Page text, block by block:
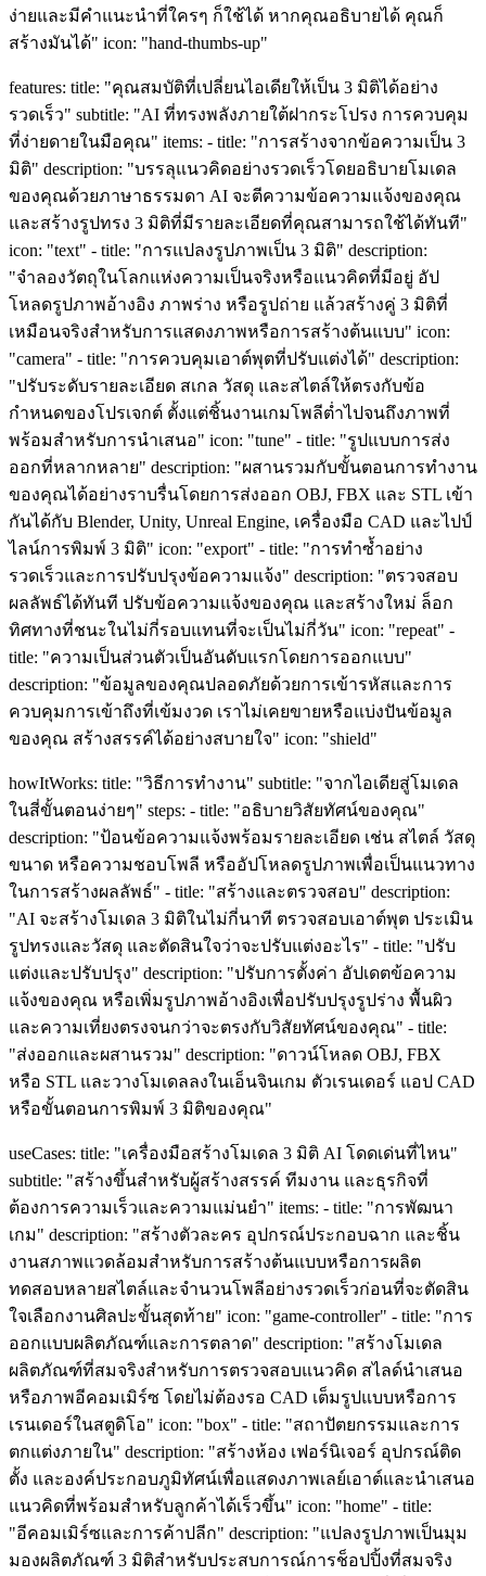
ง่ายและมีคำแนะนำที่ใครๆ ก็ใช้ได้ หากคุณอธิบายได้ คุณก็
สร้างมันได้" icon: "hand-thumbs-up"
features: title: "คุณสมบัติที่เปลี่ยนไอเดียให้เป็น 3 มิติได้อย่าง
รวดเร็ว" subtitle: "AI ที่ทรงพลังภายใต้ฝากระโปรง การควบคุม
ที่ง่ายดายในมือคุณ" items: - title: "การสร้างจากข้อความเป็น 3
มิติ" description: "บรรลุแนวคิดอย่างรวดเร็วโดยอธิบายโมเดล
ของคุณด้วยภาษาธรรมดา AI จะตีความข้อความแจ้งของคุณ
และสร้างรูปทรง 3 มิติที่มีรายละเอียดที่คุณสามารถใช้ได้ทันที"
icon: "text" - title: "การแปลงรูปภาพเป็น 3 มิติ" description:
"จำลองวัตถุในโลกแห่งความเป็นจริงหรือแนวคิดที่มีอยู่ อัป
โหลดรูปภาพอ้างอิง ภาพร่าง หรือรูปถ่าย แล้วสร้างคู่ 3 มิติที่
เหมือนจริงสำหรับการแสดงภาพหรือการสร้างต้นแบบ" icon:
"camera" - title: "การควบคุมเอาต์พุตที่ปรับแต่งได้" description:
"ปรับระดับรายละเอียด สเกล วัสดุ และสไตล์ให้ตรงกับข้อ
กำหนดของโปรเจกต์ ตั้งแต่ชิ้นงานเกมโพลีต่ำไปจนถึงภาพที่
พร้อมสำหรับการนำเสนอ" icon: "tune" - title: "รูปแบบการส่ง
ออกที่หลากหลาย" description: "ผสานรวมกับขั้นตอนการทำงาน
ของคุณได้อย่างราบรื่นโดยการส่งออก OBJ, FBX และ STL เข้า
กันได้กับ Blender, Unity, Unreal Engine, เครื่องมือ CAD และไปป์
ไลน์การพิมพ์ 3 มิติ" icon: "export" - title: "การทำซ้ำอย่าง
รวดเร็วและการปรับปรุงข้อความแจ้ง" description: "ตรวจสอบ
ผลลัพธ์ได้ทันที ปรับข้อความแจ้งของคุณ และสร้างใหม่ ล็อก
ทิศทางที่ชนะในไม่กี่รอบแทนที่จะเป็นไม่กี่วัน" icon: "repeat" -
title: "ความเป็นส่วนตัวเป็นอันดับแรกโดยการออกแบบ"
description: "ข้อมูลของคุณปลอดภัยด้วยการเข้ารหัสและการ
ควบคุมการเข้าถึงที่เข้มงวด เราไม่เคยขายหรือแบ่งปันข้อมูล
ของคุณ สร้างสรรค์ได้อย่างสบายใจ" icon: "shield"
howItWorks: title: "วิธีการทำงาน" subtitle: "จากไอเดียสู่โมเดล
ในสี่ขั้นตอนง่ายๆ" steps: - title: "อธิบายวิสัยทัศน์ของคุณ"
description: "ป้อนข้อความแจ้งพร้อมรายละเอียด เช่น สไตล์ วัสดุ
ขนาด หรือความชอบโพลี หรืออัปโหลดรูปภาพเพื่อเป็นแนวทาง
ในการสร้างผลลัพธ์" - title: "สร้างและตรวจสอบ" description:
"AI จะสร้างโมเดล 3 มิติในไม่กี่นาที ตรวจสอบเอาต์พุต ประเมิน
รูปทรงและวัสดุ และตัดสินใจว่าจะปรับแต่งอะไร" - title: "ปรับ
แต่งและปรับปรุง" description: "ปรับการตั้งค่า อัปเดตข้อความ
แจ้งของคุณ หรือเพิ่มรูปภาพอ้างอิงเพื่อปรับปรุงรูปร่าง พื้นผิว
และความเที่ยงตรงจนกว่าจะตรงกับวิสัยทัศน์ของคุณ" - title:
"ส่งออกและผสานรวม" description: "ดาวน์โหลด OBJ, FBX
หรือ STL และวางโมเดลลงในเอ็นจินเกม ตัวเรนเดอร์ แอป CAD
หรือขั้นตอนการพิมพ์ 3 มิติของคุณ"
useCases: title: "เครื่องมือสร้างโมเดล 3 มิติ AI โดดเด่นที่ไหน"
subtitle: "สร้างขึ้นสำหรับผู้สร้างสรรค์ ทีมงาน และธุรกิจที่
ต้องการความเร็วและความแม่นยำ" items: - title: "การพัฒนา
เกม" description: "สร้างตัวละคร อุปกรณ์ประกอบฉาก และชิ้น
งานสภาพแวดล้อมสำหรับการสร้างต้นแบบหรือการผลิต
ทดสอบหลายสไตล์และจำนวนโพลีอย่างรวดเร็วก่อนที่จะตัดสิน
ใจเลือกงานศิลปะขั้นสุดท้าย" icon: "game-controller" - title: "การ
ออกแบบผลิตภัณฑ์และการตลาด" description: "สร้างโมเดล
ผลิตภัณฑ์ที่สมจริงสำหรับการตรวจสอบแนวคิด สไลด์นำเสนอ
หรือภาพอีคอมเมิร์ซ โดยไม่ต้องรอ CAD เต็มรูปแบบหรือการ
เรนเดอร์ในสตูดิโอ" icon: "box" - title: "สถาปัตยกรรมและการ
ตกแต่งภายใน" description: "สร้างห้อง เฟอร์นิเจอร์ อุปกรณ์ติด
ตั้ง และองค์ประกอบภูมิทัศน์เพื่อแสดงภาพเลย์เอาต์และนำเสนอ
แนวคิดที่พร้อมสำหรับลูกค้าได้เร็วขึ้น" icon: "home" - title:
"อีคอมเมิร์ซและการค้าปลีก" description: "แปลงรูปภาพเป็นมุม
มองผลิตภัณฑ์ 3 มิติสำหรับประสบการณ์การช็อปปิ้งที่สมจริง